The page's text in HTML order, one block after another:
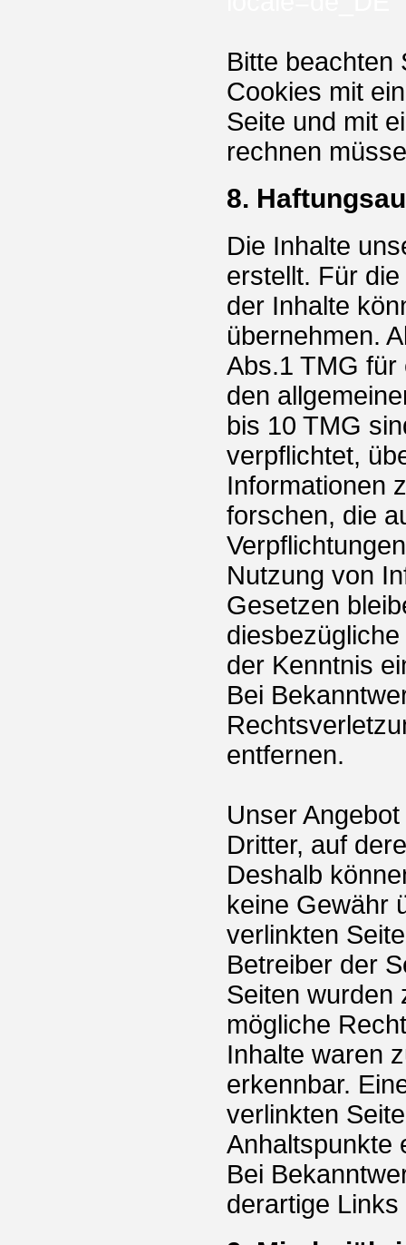
Bitte beachten
Cookies mit
Seite und mit
rechnen
8.
Die Inhalte
erstellt. Für
der Inhalte
übernehmen.
Abs.1 TMG für
den
bis 10 TMG
verpflichtet,
Informationen
forschen, die
Nutzung von
Gesetzen
der Kenntnis
Bei
entfernen.
Unser
Dritter, auf
Deshalb
keine Gewähr
verlinkten
Betreiber der
Seiten wurden
mögliche
Inhalte waren
erkennbar.
verlinkten
Anhaltspunkte
Bei
derartige